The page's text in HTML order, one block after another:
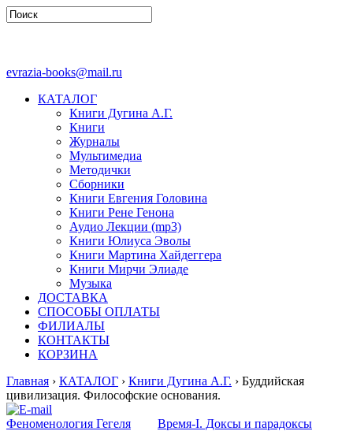
evrazia-books@mail.ru
КАТАЛОГ
Книги Дугина А.Г.
Книги
Журналы
Мультимедиа
Методички
Сборники
Книги Евгения Головина
Книги Рене Генона
Аудио Лекции (mp3)
Книги Юлиуса Эволы
Книги Мартина Хайдеггера
Книги Мирчи Элиаде
Музыка
ДОСТАВКА
СПОСОБЫ ОПЛАТЫ
ФИЛИАЛЫ
КОНТАКТЫ
КОРЗИНА
Главная › КАТАЛОГ › Книги Дугина А.Г. › Буддийская
цивилизация. Философские основания.
Феноменология Гегеля Время-I. Доксы и парадоксы